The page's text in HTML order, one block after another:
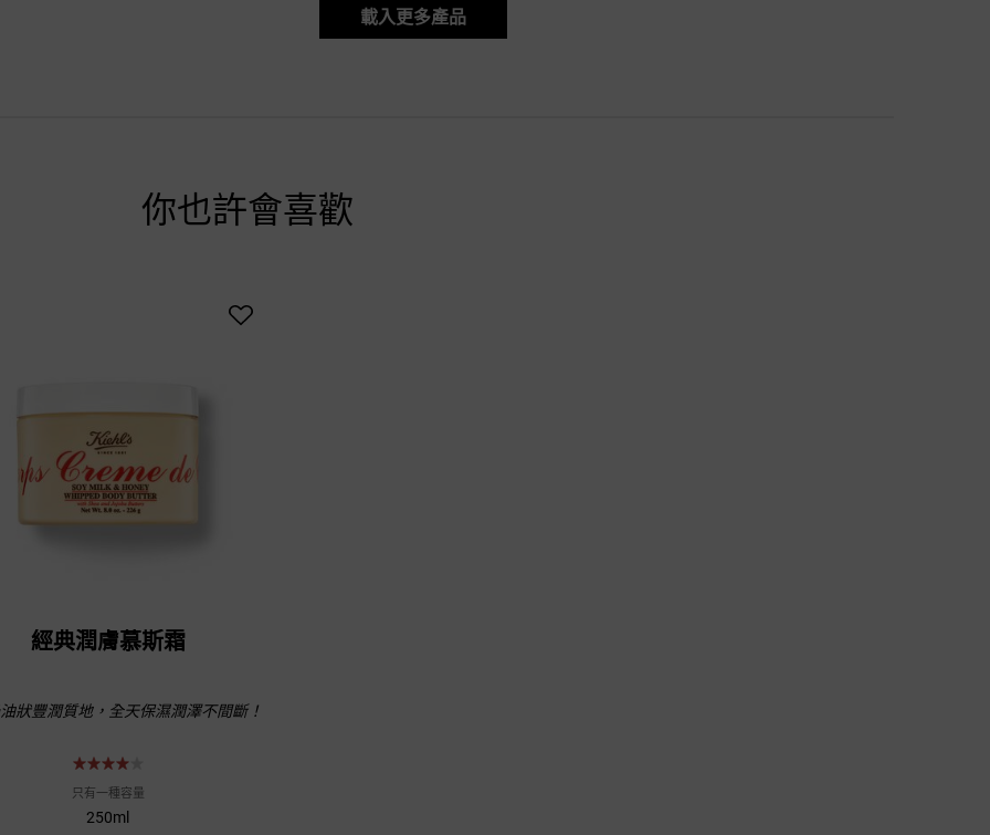
載入更多產品
你也許會喜歡
經典潤膚慕斯霜
狀豐潤質地，全天保濕潤澤不間斷！
只有一種容量
250ml